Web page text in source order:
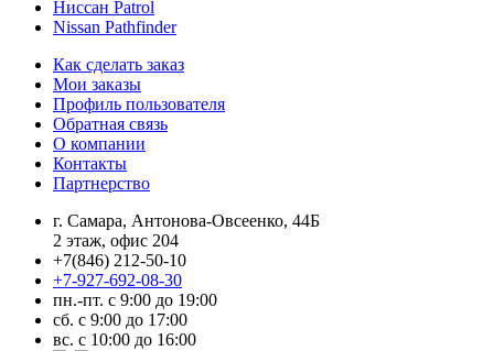
Ниссан Patrol
Nissan Pathfinder
Как сделать заказ
Мои заказы
Профиль пользователя
Обратная связь
О компании
Контакты
Партнерство
г. Самара, Антонова-Овсеенко, 44Б
2 этаж, офис 204
+7(846) 212-50-10
+7-927-692-08-30
пн.-пт. с 9:00 до 19:00
сб. с 9:00 до 17:00
вс. с 10:00 до 16:00